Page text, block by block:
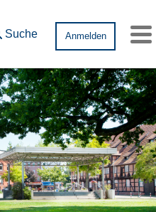
Suche
Anmelden